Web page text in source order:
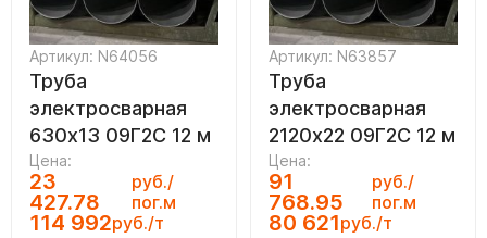
Артикул: N64056
Труба
электросварная
630х13 09Г2С 12 м
Цена:
23
427.78
руб./
пог.м
114 992руб./т
Артикул: N63857
Труба
электросварная
2120х22 09Г2С 12 м
Цена:
91
768.95
руб./
пог.м
80 621руб./т